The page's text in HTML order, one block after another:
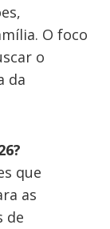
O foco
o
da
que
as
de